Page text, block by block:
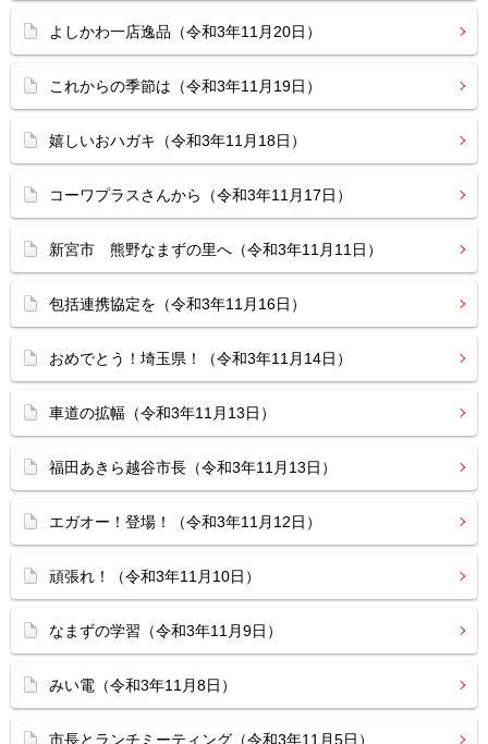
よしかわ一店逸品（令和3年11月20日）
これからの季節は（令和3年11月19日）
嬉しいおハガキ（令和3年11月18日）
コーワプラスさんから（令和3年11月17日）
新宮市 熊野なまずの里へ（令和3年11月11日）
包括連携協定を（令和3年11月16日）
おめでとう！埼玉県！（令和3年11月14日）
車道の拡幅（令和3年11月13日）
福田あきら越谷市長（令和3年11月13日）
エガオー！登場！（令和3年11月12日）
頑張れ！（令和3年11月10日）
なまずの学習（令和3年11月9日）
みい電（令和3年11月8日）
市長とランチミーティング（令和3年11月5日）